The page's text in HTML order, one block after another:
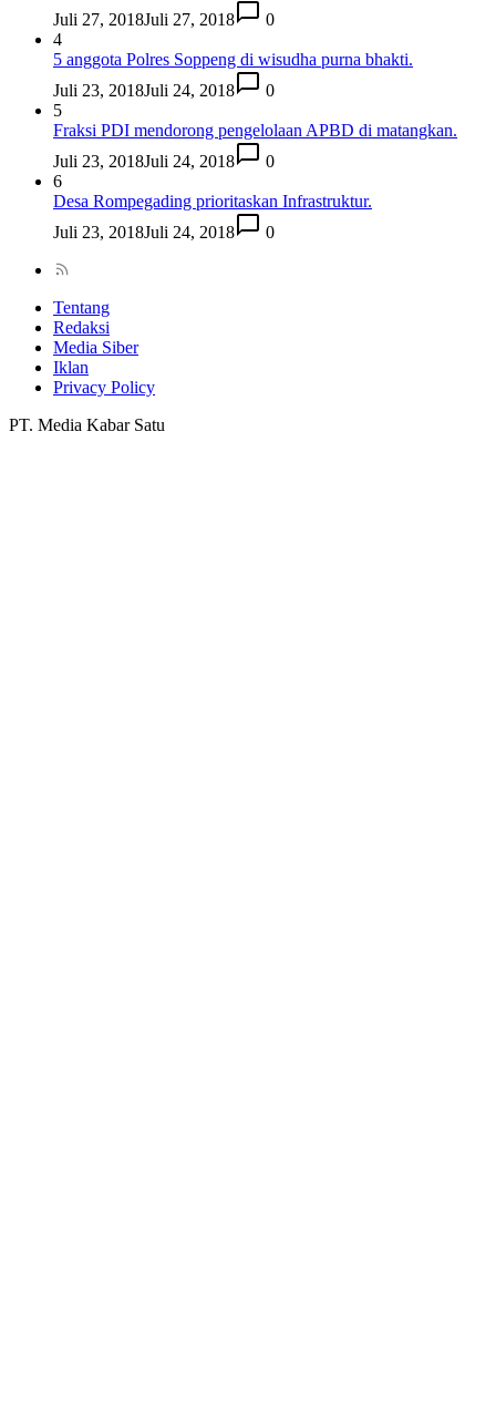
Juli 27, 2018Juli 27, 2018
0
4
5 anggota Polres Soppeng di wisudha purna bhakti.
Juli 23, 2018Juli 24, 2018
0
5
Fraksi PDI mendorong pengelolaan APBD di matangkan.
Juli 23, 2018Juli 24, 2018
0
6
Desa Rompegading prioritaskan Infrastruktur.
Juli 23, 2018Juli 24, 2018 0
Tentang
Redaksi
Media Siber
Iklan
Privacy Policy
PT. Media Kabar Satu